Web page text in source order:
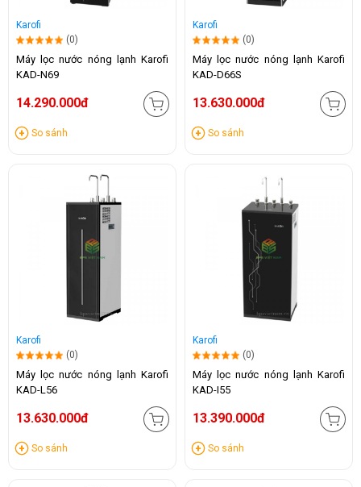
Karofi
(0)
Máy lọc nước nóng lạnh Karofi
KAD-N69
14.290.000đ
So sánh
Karofi
(0)
Máy lọc nước nóng lạnh Karofi
KAD-D66S
13.630.000đ
So sánh
Karofi
(0)
Máy lọc nước nóng lạnh Karofi
KAD-L56
13.630.000đ
So sánh
Karofi
(0)
Máy lọc nước nóng lạnh Karofi
KAD-I55
13.390.000đ
So sánh